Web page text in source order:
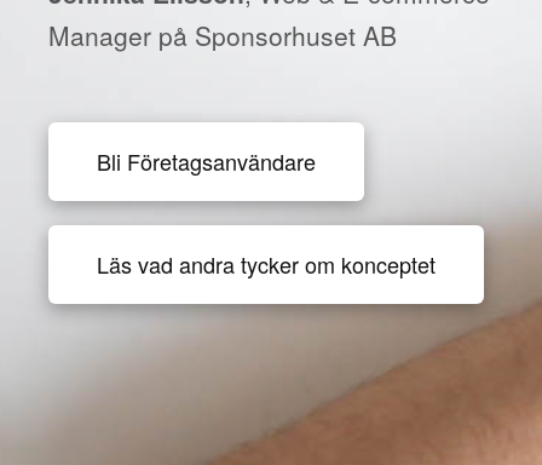
Manager på Sponsorhuset AB
Bli Företagsanvändare
Läs vad andra tycker om konceptet